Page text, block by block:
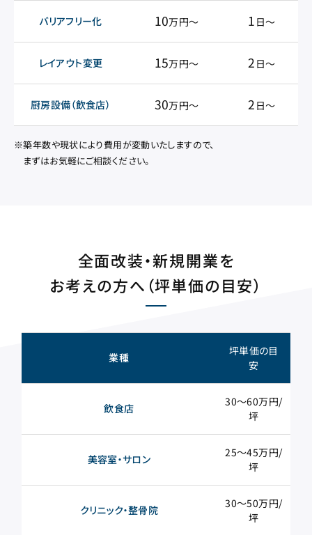
バリアフリー化 10万円〜 1 日〜
レイアウト変更 15万円〜 2 日〜
厨房設備（飲食店） 30万円〜 2 日〜
築年数や現状により費用が変動いたしますので、
まずはお気軽にご相談ください。
全面改装・新規開業を
お考えの方へ（坪単価の目安）
業種
坪単価の目
安
飲食店
30〜60万円/
坪
美容室・サロン
25〜45万円/
坪
クリニック・整骨院
30〜50万円/
坪